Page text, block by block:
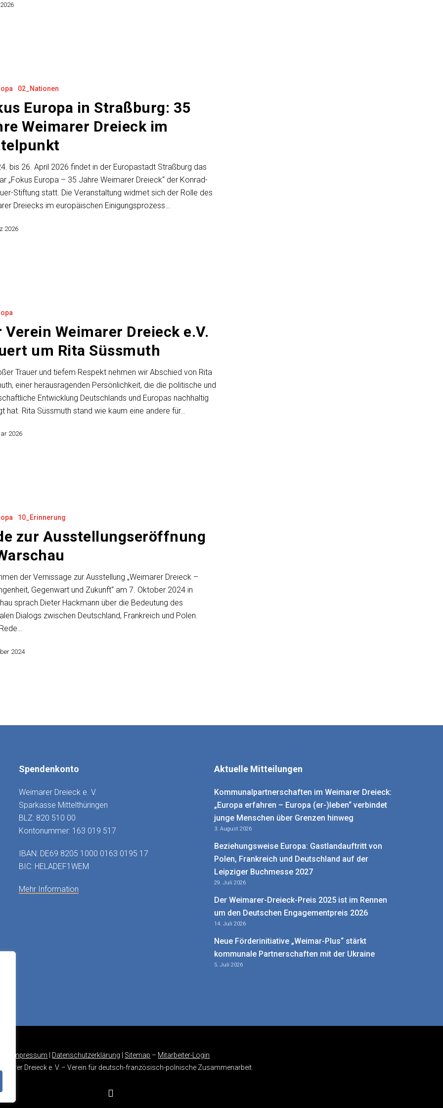
02_Nationen
Europa in Straßburg: 35
Weimarer Dreieck im
bis 26. April 2026 findet in der Europastadt Straßburg das
„Fokus Europa – 35 Jahre Weimarer Dreieck“ der Konrad-
Stiftung statt. Die Veranstaltung widmet sich der Rolle des
Dreiecks im europäischen Einigungsprozess…
2026
Verein Weimarer Dreieck e.V.
um Rita Süssmuth
Trauer und tiefem Respekt nehmen wir Abschied von Rita
einer herausragenden Persönlichkeit, die die politische und
Entwicklung Deutschlands und Europas nachhaltig
hat. Rita Süssmuth stand wie kaum eine andere für…
2026
10_Erinnerung
zur Ausstellungseröffnung
der Vernissage zur Ausstellung „Weimarer Dreieck –
Gegenwart und Zukunft“ am 7. Oktober 2024 in
sprach Dieter Hackmann über die Bedeutung des
Dialogs zwischen Deutschland, Frankreich und Polen.
2024
Spendenkonto
Weimarer Dreieck e. V.
Sparkasse Mittelthüringen
BLZ: 820 510 00
Kontonummer: 163 019 517
IBAN: DE69 8205 1000 0163 0195 17
BIC: HELADEF1WEM
Mehr Information
Aktuelle Mitteilungen
Kommunalpartnerschaften im Weimarer Dreieck:
„Europa erfahren – Europa (er-)leben“ verbindet
junge Menschen über Grenzen hinweg
3. August 2026
Beziehungsweise Europa: Gastlandauftritt von
Polen, Frankreich und Deutschland auf der
Leipziger Buchmesse 2027
29. Juli 2026
Der Weimarer-Dreieck-Preis 2025 ist im Rennen
um den Deutschen Engagementpreis 2026
14. Juli 2026
Neue Förderinitiative „Weimar-Plus“ stärkt
kommunale Partnerschaften mit der Ukraine
5. Juli 2026
Impressum Datenschutzerklärung Sitemap – Mitarbeiter-Login
Dreieck e. V. – Verein für deutsch-französisch-polnische Zusammenarbeit.
instagram